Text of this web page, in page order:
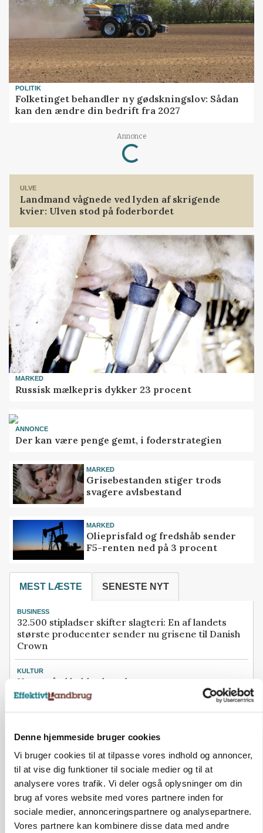
Denne hjemmeside bruger cookies
Vi bruger cookies til at tilpasse vores indhold og annoncer,
til at vise dig funktioner til sociale medier og til at
analysere vores trafik. Vi deler også oplysninger om din
brug af vores website med vores partnere inden for
sociale medier, annonceringspartnere og analysepartnere.
Vores partnere kan kombinere disse data med andre
POLITIK
Folketinget behandler ny gødskningslov: Sådan
kan den ændre din bedrift fra 2027
Annonce
Loading...
ULVE
Landmand vågnede ved lyden af skrigende
kvier: Ulven stod på foderbordet
MARKED
Russisk mælkepris dykker 23 procent
ANNONCE
Der kan være penge gemt, i foderstrategien
MARKED
Grisebestanden stiger trods
svagere avlsbestand
MARKED
Olieprisfald og fredshåb sender
F5-renten ned på 3 procent
MEST LÆSTE SENESTE NYT
BUSINESS
32.500 stipladser skifter slagteri: En af landets
største producenter sender nu grisene til Danish
Crown
KULTUR
Herregård holder høstdag
BUSINESS
Efter salg af 3.000 søer: Vestfynsk
opformeringsprofil afhænder jord for 85 millioner
BUSINESS
Konkurs rammer midtjysk maskinhandler efter
navneskifte